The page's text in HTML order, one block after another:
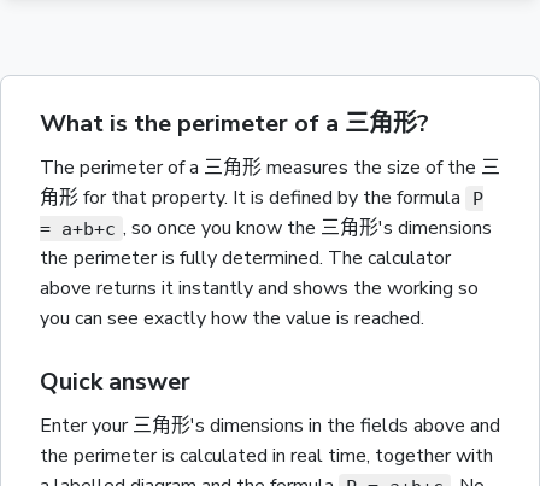
What is the perimeter of a 三角形?
The perimeterof a 三角形measures the size of the 三
角形for that property. It is defined by the formula
P
= a+b+c ,so once you know the 三角形's dimensions
the perimeteris fully determined. The calculator
above returns it instantly and shows the working so
you can see exactly how the value is reached.
Quick answer
Enter your三角形's dimensions in the fields above and
the perimeteris calculated in real time, together with